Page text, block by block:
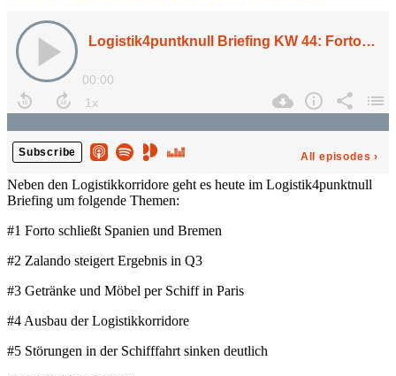
Neben den Logistikkorridore geht es heute im Logistik4punktnull
Briefing um folgende Themen:
#1 Forto schließt Spanien und Bremen
#2 Zalando steigert Ergebnis in Q3
#3 Getränke und Möbel per Schiff in Paris
#4 Ausbau der Logistikkorridore
#5 Störungen in der Schifffahrt sinken deutlich